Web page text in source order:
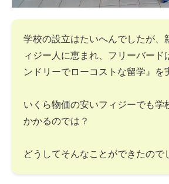
学校の設立はたいへんでしたが、
ィジー人に恵まれ、フリーバード
ンドリーでローコストな留学』を
いくら物価の安いフィジーでも学
かかるのでは？
どうしてそんなことができたので